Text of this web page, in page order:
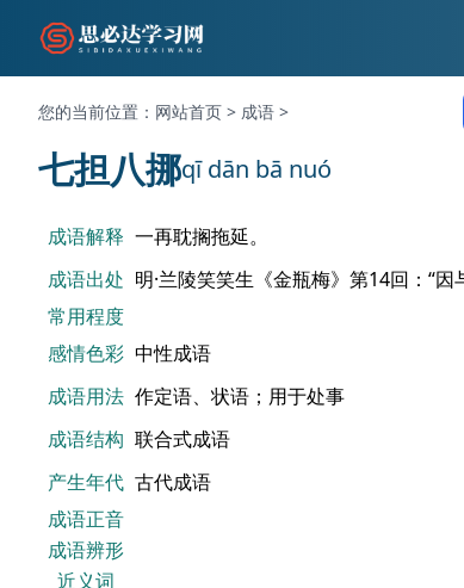
您的当前位置： 网站首页 > 成语 >
七担八挪qī dān bā nuó
成语解释 一再耽搁拖延。
成语出处 明·兰陵笑笑生《金瓶梅》第14回：“
常用程度
感情色彩 中性成语
成语用法 作定语、状语；用于处事
成语结构 联合式成语
产生年代 古代成语
成语正音
成语辨形
近义词